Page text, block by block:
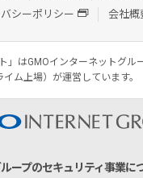
シーポリシー
会社概
」はGMOインターネットグル
イム上場）が運営しています。
ープのセキュリティ事業に